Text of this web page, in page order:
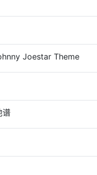
Joestar Theme
谱